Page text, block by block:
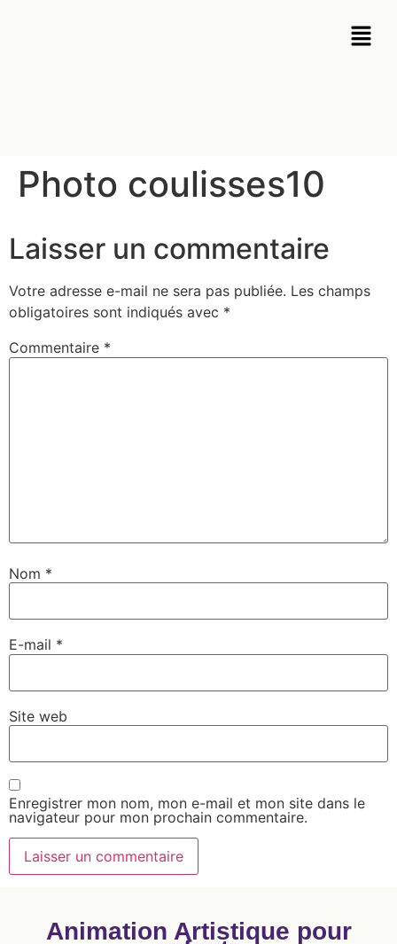
Photo coulisses10
Laisser un commentaire
Votre adresse e-mail ne sera pas publiée. Les champs
obligatoires sont indiqués avec *
Commentaire *
Nom *
E-mail *
Site web
Enregistrer mon nom, mon e-mail et mon site dans le
navigateur pour mon prochain commentaire.
Animation Artistique pour